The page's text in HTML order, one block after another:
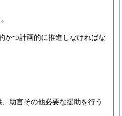
かつ計画的に推進しなければな
助言その他必要な援助を行う